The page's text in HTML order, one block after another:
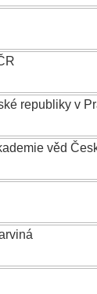
republiky v
věd